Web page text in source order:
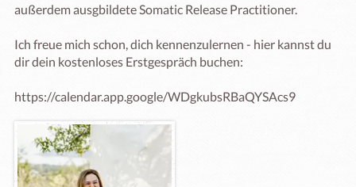
außerdem ausgbildete Somatic Release Practitioner.
Ich freue mich schon, dich kennenzulernen - hier kannst du
dir dein kostenloses Erstgespräch buchen: